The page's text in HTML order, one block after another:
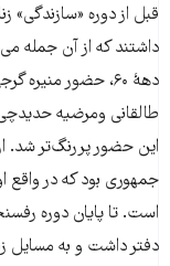
قبل از دوره‌
داشتند که از آن جمله
دهۀ ۶۰، حضور
طالقانی ومرضیه
این حضور پررنگ‌تر شد.
جمهوری بود که در واقع
است. تا پایان دوره
دفتر داشت و به مسایل